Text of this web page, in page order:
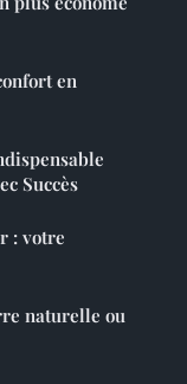
en
Succès
: votre
naturelle ou